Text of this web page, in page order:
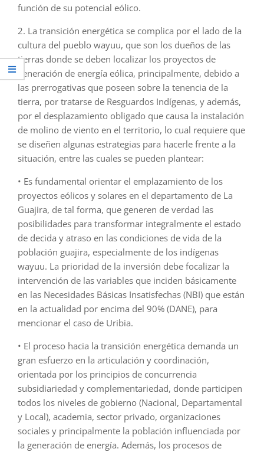
función de su potencial eólico.
2. La transición energética se complica por el lado de la
cultura del pueblo wayuu, que son los dueños de las
tierras donde se deben localizar los proyectos de
generación de energía eólica, principalmente, debido a
las prerrogativas que poseen sobre la tenencia de la
tierra, por tratarse de Resguardos Indígenas, y además,
por el desplazamiento obligado que causa la instalación
de molino de viento en el territorio, lo cual requiere que
se diseñen algunas estrategias para hacerle frente a la
situación, entre las cuales se pueden plantear:
• Es fundamental orientar el emplazamiento de los
proyectos eólicos y solares en el departamento de La
Guajira, de tal forma, que generen de verdad las
posibilidades para transformar integralmente el estado
de decida y atraso en las condiciones de vida de la
población guajira, especialmente de los indígenas
wayuu. La prioridad de la inversión debe focalizar la
intervención de las variables que inciden básicamente
en las Necesidades Básicas Insatisfechas (NBI) que están
en la actualidad por encima del 90% (DANE), para
mencionar el caso de Uribia.
• El proceso hacia la transición energética demanda un
gran esfuerzo en la articulación y coordinación,
orientada por los principios de concurrencia
subsidiariedad y complementariedad, donde participen
todos los niveles de gobierno (Nacional, Departamental
y Local), academia, sector privado, organizaciones
sociales y principalmente la población influenciada por
la generación de energía. Además, los procesos de